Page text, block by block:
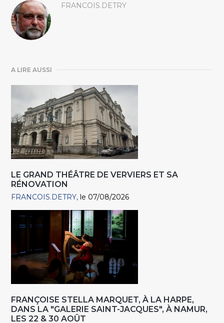
FRANCOIS.DETRY
A LIRE AUSSI
LE GRAND THÉÂTRE DE VERVIERS ET SA
RÉNOVATION
FRANCOIS.DETRY le 07/08/2026
FRANÇOISE STELLA MARQUET, À LA HARPE,
DANS LA "GALERIE SAINT-JACQUES", À NAMUR,
LES 22 & 30 AOÛT